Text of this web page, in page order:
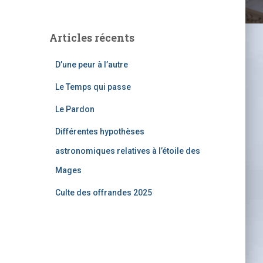
Articles récents
D’une peur à l’autre
Le Temps qui passe
Le Pardon
Différentes hypothèses
astronomiques relatives à l’étoile des
Mages
Culte des offrandes 2025